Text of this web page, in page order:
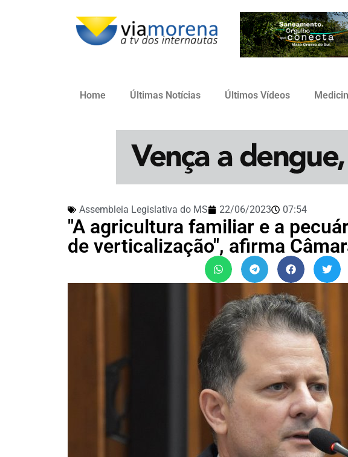
Home Últimas Notícias Últimos Vídeos
Assembleia Legislativa do MS 22/06/2023 07:54
"A agricultura familiar e a
de verticalização", afirma